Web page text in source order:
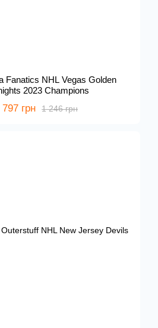
Fanatics NHL Vegas Golden
2023 Champions
1 246 грн
797 грн